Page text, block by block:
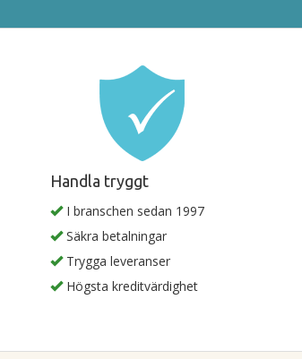
Handla tryggt
I branschen sedan 1997
Säkra betalningar
Trygga leveranser
Högsta kreditvärdighet